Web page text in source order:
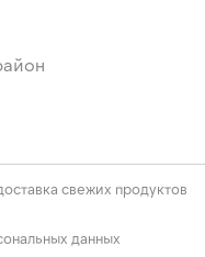
свежих продуктов
данных